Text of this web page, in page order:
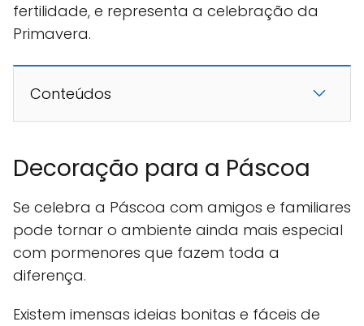
fertilidade, e representa a celebração da
Primavera.
Conteúdos
Decoração para a Páscoa
Se celebra a Páscoa com amigos e familiares
pode tornar o ambiente ainda mais especial
com pormenores que fazem toda a
diferença.
Existem imensas ideias bonitas e fáceis de